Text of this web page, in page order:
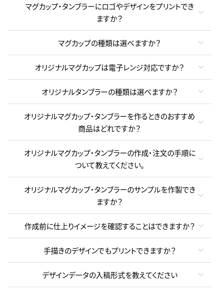
マグカップ・タンブラーにロゴやデザインをプリントでき
ますか？
マグカップの種類は選べますか？
オリジナルマグカップは電子レンジ対応ですか？
オリジナルタンブラーの種類は選べますか？
オリジナルマグカップ・タンブラーを作るときのおすすめ
商品はどれですか？
オリジナルマグカップ・タンブラーの作成・注文の手順に
ついて教えてください。
オリジナルマグカップ・タンブラーのサンプルを作製でき
ますか？
作成前に仕上りイメージを確認することはできますか？
手描きのデザインでもプリントできますか？
デザインデータの入稿形式を教えてください